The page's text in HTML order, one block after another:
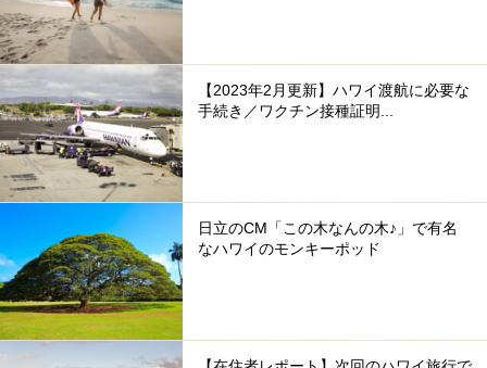
【2023年2月更新】ハワイ渡航に必要な
手続き／ワクチン接種証明...
日立のCM「この木なんの木♪」で有名
なハワイのモンキーポッド